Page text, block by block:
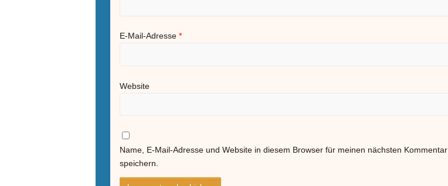
E-Mail-Adresse*
Website
Name, E-Mail-Adresse und Website in diesem Browser für meinen nächsten Kommentar
speichern.